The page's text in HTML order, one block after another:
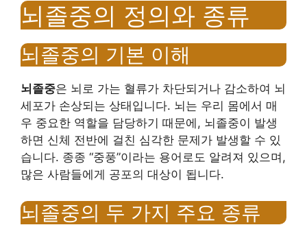
뇌졸중의 정의와 종류
뇌졸중의 기본 이해
뇌졸중은 뇌로 가는 혈류가 차단되거나 감소하여 뇌
세포가 손상되는 상태입니다. 뇌는 우리 몸에서 매
우 중요한 역할을 담당하기 때문에, 뇌졸중이 발생
하면 신체 전반에 걸친 심각한 문제가 발생할 수 있
습니다. 종종 “중풍”이라는 용어로도 알려져 있으며,
많은 사람들에게 공포의 대상이 됩니다.
뇌졸중의 두 가지 주요 종류